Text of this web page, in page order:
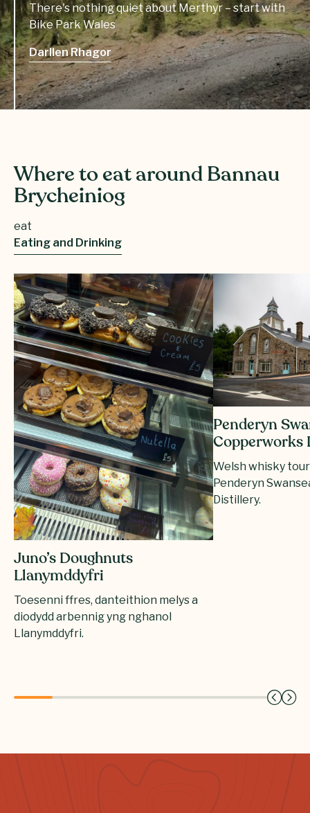
There's nothing quiet about Merthyr – start with
Bike Park Wales
Darllen Rhagor
Where to eat around Bannau
Brycheiniog
eat
Eating and Drinking
Juno’s Doughnuts
Llanymddyfri
Toesenni ffres, danteithion melys a
diodydd arbennig yng nghanol
Llanymddyfri.
Penderyn
Copperworks
Welsh whisky
Penderyn
Distillery.